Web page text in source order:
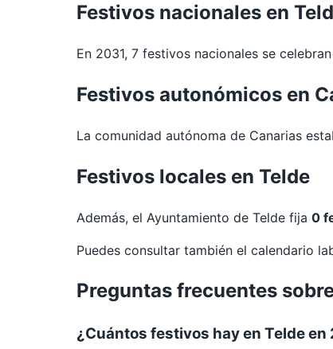
Festivos nacionales en
En 2031, 7 festivos nacionales se
Festivos autonómicos en
La comunidad autónoma de Canarias
Festivos locales en Telde
Además, el Ayuntamiento de Telde fija 0
Puedes consultar también el calendario
Preguntas frecuentes
¿Cuántos festivos hay en Telde en